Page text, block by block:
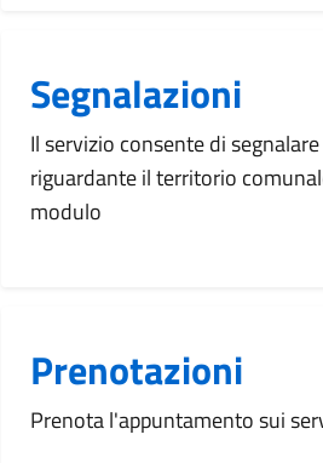
Segnalazioni
Il servizio consente di
riguardante il territorio
modulo
Prenotazioni
Prenota l'appuntamento sui